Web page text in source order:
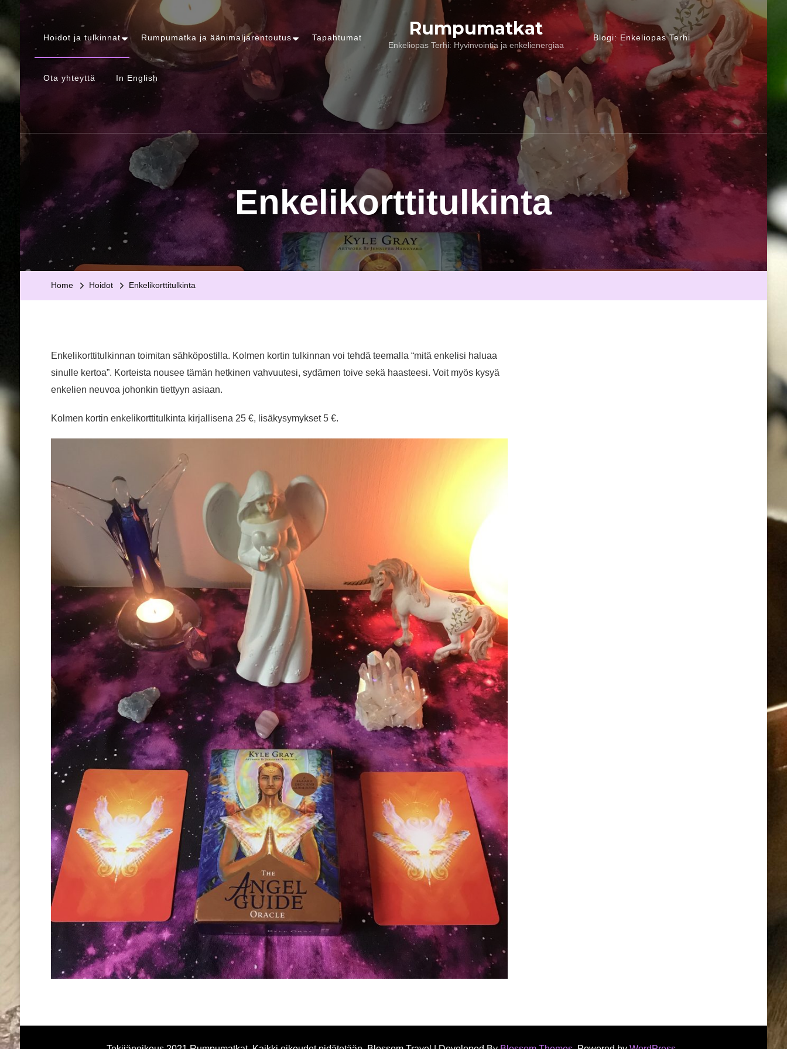
Hoidot ja tulkinnat Rumpumatka ja äänimaljarentoutus Tapahtumat Rumpumatkat
Enkeliopas Terhi: Hyvinvointia ja enkelienergiaa
Blogi: Enkeliopas Terhi
Ota yhteyttä In English
Enkelikorttitulkinta
Home Hoidot Enkelikorttitulkinta
Enkelikorttitulkinnan toimitan sähköpostilla. Kolmen kortin tulkinnan voi tehdä teemalla “mitä enkelisi haluaa
sinulle kertoa”. Korteista nousee tämän hetkinen vahvuutesi, sydämen toive sekä haasteesi. Voit myös kysyä
enkelien neuvoa johonkin tiettyyn asiaan.
Kolmen kortin enkelikorttitulkinta kirjallisena 25 €, lisäkysymykset 5 €.